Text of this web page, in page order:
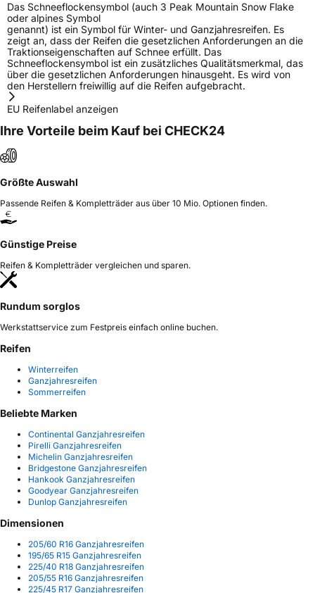
Das Schneeflockensymbol (auch 3 Peak Mountain Snow Flake
oder alpines Symbol
genannt) ist ein Symbol für Winter- und Ganzjahresreifen. Es
zeigt an, dass der Reifen die gesetzlichen Anforderungen an die
Traktionseigenschaften auf Schnee erfüllt. Das
Schneeflockensymbol ist ein zusätzliches Qualitätsmerkmal, das
über die gesetzlichen Anforderungen hinausgeht. Es wird von
den Herstellern freiwillig auf die Reifen aufgebracht.
EU Reifenlabel anzeigen
Ihre Vorteile beim Kauf bei CHECK24
Größte Auswahl
Passende Reifen & Kompletträder aus über 10 Mio. Optionen finden.
Günstige Preise
Reifen & Kompletträder vergleichen und sparen.
Rundum sorglos
Werkstattservice zum Festpreis einfach online buchen.
Reifen
Winterreifen
Ganzjahresreifen
Sommerreifen
Beliebte Marken
Continental Ganzjahresreifen
Pirelli Ganzjahresreifen
Michelin Ganzjahresreifen
Bridgestone Ganzjahresreifen
Hankook Ganzjahresreifen
Goodyear Ganzjahresreifen
Dunlop Ganzjahresreifen
Dimensionen
205/60 R16 Ganzjahresreifen
195/65 R15 Ganzjahresreifen
225/40 R18 Ganzjahresreifen
205/55 R16 Ganzjahresreifen
225/45 R17 Ganzjahresreifen